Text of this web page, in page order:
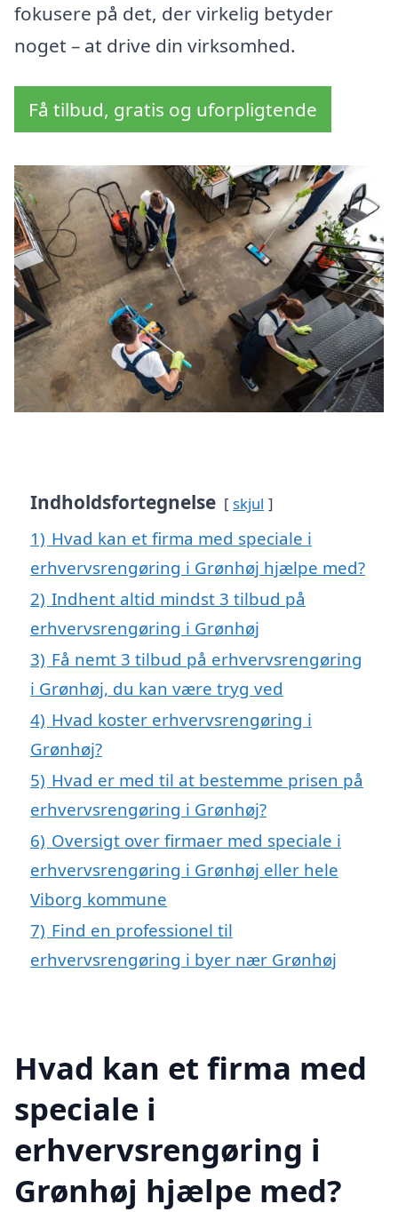
fokusere på det, der virkelig betyder
noget – at drive din virksomhed.
Få tilbud, gratis og uforpligtende
Indholdsfortegnelse skjul
1) Hvad kan et firma med speciale i
erhvervsrengøring i Grønhøj hjælpe med?
2) Indhent altid mindst 3 tilbud på
erhvervsrengøring i Grønhøj
3) Få nemt 3 tilbud på erhvervsrengøring
i Grønhøj, du kan være tryg ved
4) Hvad koster erhvervsrengøring i
Grønhøj?
5) Hvad er med til at bestemme prisen på
erhvervsrengøring i Grønhøj?
6) Oversigt over firmaer med speciale i
erhvervsrengøring i Grønhøj eller hele
Viborg kommune
7) Find en professionel til
erhvervsrengøring i byer nær Grønhøj
Hvad kan et firma med
speciale i
erhvervsrengøring i
Grønhøj hjælpe med?